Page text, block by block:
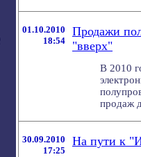
01.10.2010
18:54
Продажи
"вверх"
В 2010
продаж
30.09.2010
17:25
На пути к